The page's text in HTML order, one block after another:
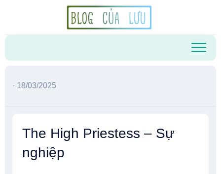
· 18/03/2025
The High Priestess – Sự
nghiệp